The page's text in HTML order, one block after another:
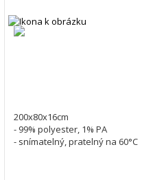
200x80x16cm
- 99% polyester, 1% PA
- snímatelný, pratelný na 60°C